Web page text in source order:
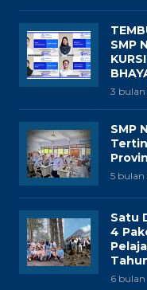
SMP
3
SMP
5
Satu
4
6